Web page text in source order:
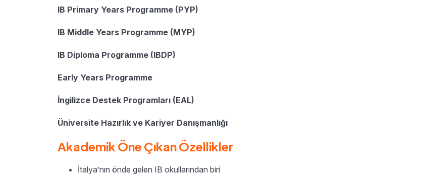
IB Primary Years Programme (PYP)
IB Middle Years Programme (MYP)
IB Diploma Programme (IBDP)
Early Years Programme
İngilizce Destek Programları (EAL)
Üniversite Hazırlık ve Kariyer Danışmanlığı
Akademik Öne Çıkan Özellikler
İtalya’nın önde gelen IB okullarından biri